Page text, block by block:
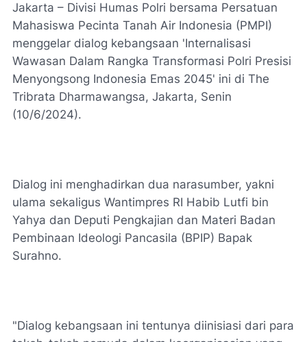
Jakarta – Divisi Humas Polri bersama Persatuan
Mahasiswa Pecinta Tanah Air Indonesia (PMPI)
menggelar dialog kebangsaan 'Internalisasi
Wawasan Dalam Rangka Transformasi Polri Presisi
Menyongsong Indonesia Emas 2045' ini di The
Tribrata Dharmawangsa, Jakarta, Senin
(10/6/2024).
Dialog ini menghadirkan dua narasumber, yakni
ulama sekaligus Wantimpres RI Habib Lutfi bin
Yahya dan Deputi Pengkajian dan Materi Badan
Pembinaan Ideologi Pancasila (BPIP) Bapak
Surahno.
"Dialog kebangsaan ini tentunya diinisiasi dari para